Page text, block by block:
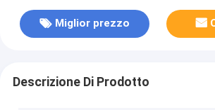
Miglior prezzo
Descrizione Di Prodotto